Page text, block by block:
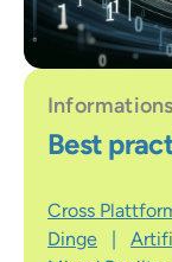
Best
Cross
Dinge |